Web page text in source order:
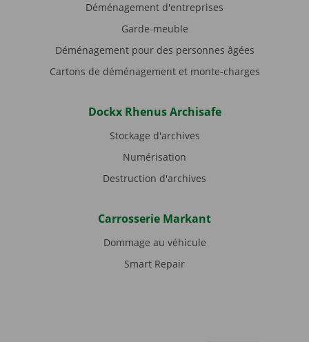
Déménagement d'entreprises
Garde-meuble
Déménagement pour des personnes âgées
Cartons de déménagement et monte-charges
Dockx Rhenus Archisafe
Stockage d'archives
Numérisation
Destruction d'archives
Carrosserie Markant
Dommage au véhicule
Smart Repair